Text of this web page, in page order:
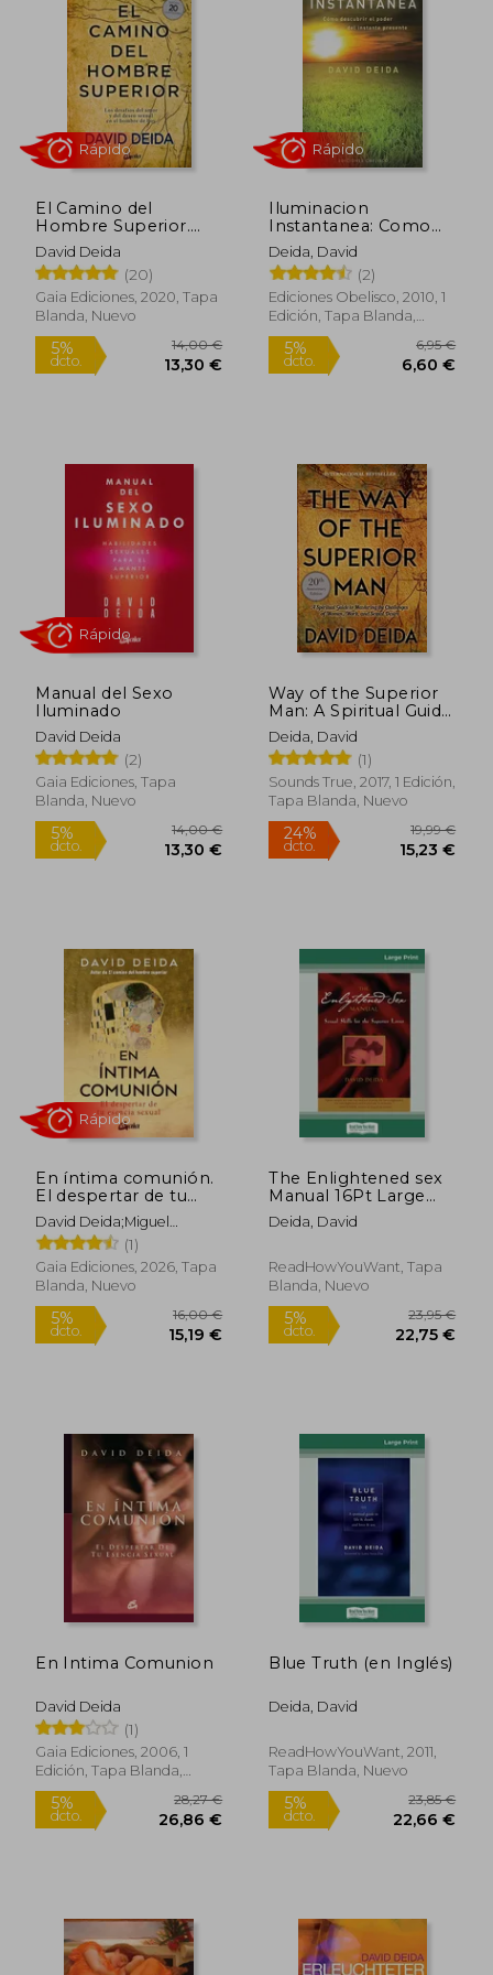
El Camino del
Hombre Superior.
Guía Espiritual.
Edición 20
Aniversario: Los
Desafíos del Amor y
del Deseo Sexual en
David Deida
(20)
Gaia Ediciones, 2020, Tapa
Blanda, Nuevo
13,30 €
Rápido
Iluminacion
Instantanea: Como
Descubrir el Poder
del Instante Presente
= Instant
Enlightenment
Deida, David
(2)
Ediciones Obelisco, 2010, 1
Edición, Tapa Blanda,
Nuevo
5%
dcto.
Rápido
Manual del Sexo
Iluminado
David Deida
(2)
Gaia Ediciones, Tapa
Blanda, Nuevo
5% 14,00 €
Way of the Superior
Man: A Spiritual Guide
to Mastering the
Challenges of
Women, Work, and
Sexual Desire (en
Inglés)
Deida, David
(1)
Sounds True, 2017, 1 Edición,
Tapa Blanda, Nuevo
24%
dcto.
En íntima comunión.
El despertar de tu
esencia sexual
David Deida;Miguel
Iribarren
(1)
Gaia Ediciones, 2026, Tapa
Blanda, Nuevo
5%
dcto.
The Enlightened sex
Manual 16Pt Large
Print Edition (en
Inglés)
Deida, David
ReadHowYouWant, Tapa
Blanda, Nuevo
En Intima Comunion
David Deida
(1)
Gaia Ediciones, 2006, 1
Edición, Tapa Blanda,
Nuevo
Blue Truth (en Inglés)
Deida, David
ReadHowYouWant, 2011,
Tapa Blanda, Nuevo